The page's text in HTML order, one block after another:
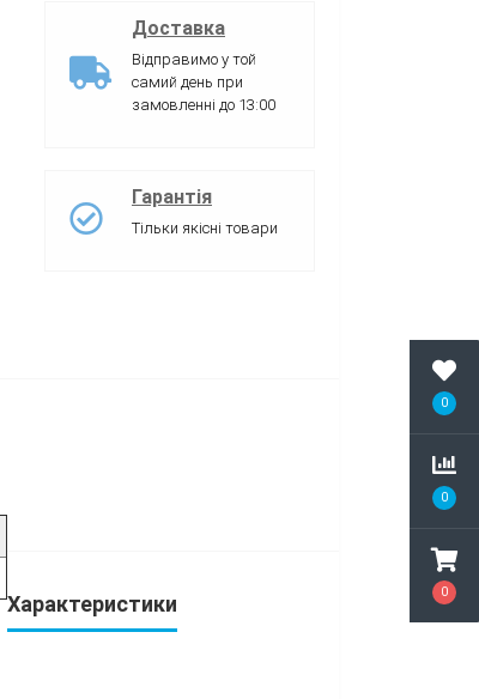
0
0
0
Доставка
Відправимо у той
самий день при
замовленні до 13:00
Гарантія
Тільки якісні товари
Характеристики